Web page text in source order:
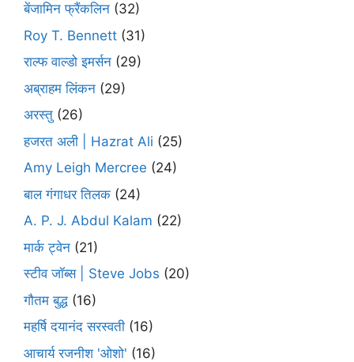
बेंजामिन फ्रैंकलिन (32)
Roy T. Bennett (31)
राल्फ वाल्डो इमर्सन (29)
अब्राहम लिंकन (29)
अरस्तु (26)
हजरत अली | Hazrat Ali (25)
Amy Leigh Mercree (24)
बाल गंगाधर तिलक (24)
A. P. J. Abdul Kalam (22)
मार्क ट्वेन (21)
स्टीव जॉब्स | Steve Jobs (20)
गौतम बुद्ध (16)
महर्षि दयानंद सरस्वती (16)
आचार्य रजनीश 'ओशो' (16)